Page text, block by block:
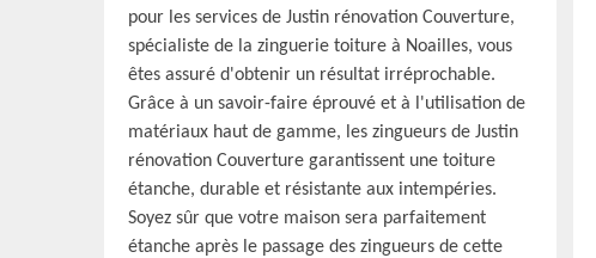
pour les services de Justin rénovation Couverture,
spécialiste de la zinguerie toiture à Noailles, vous
êtes assuré d'obtenir un résultat irréprochable.
Grâce à un savoir-faire éprouvé et à l'utilisation de
matériaux haut de gamme, les zingueurs de Justin
rénovation Couverture garantissent une toiture
étanche, durable et résistante aux intempéries.
Soyez sûr que votre maison sera parfaitement
étanche après le passage des zingueurs de cette